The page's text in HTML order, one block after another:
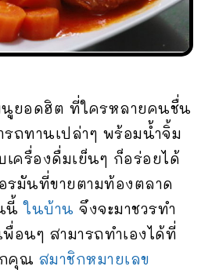
นูยอดฮิต ที่ใครหลายคนชื่น
ถทานเปล่าๆ พร้อมน้ำจิ้ม
ครื่องดื่มเย็นๆ ก็อร่อยได้
รมันที่ขายตามท้องตลาด
นี้ในบ้าน จึงจะมาชวรทำ
พื่อนๆ สามารถทำเองได้ที่
คุณ สมาชิกหมายเลข